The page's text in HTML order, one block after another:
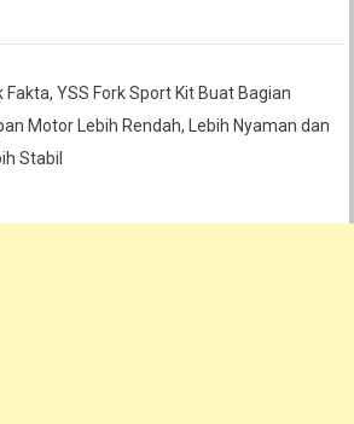
Fakta, YSS Fork Sport Kit Buat Bagian
Motor Lebih Rendah, Lebih Nyaman dan
Stabil